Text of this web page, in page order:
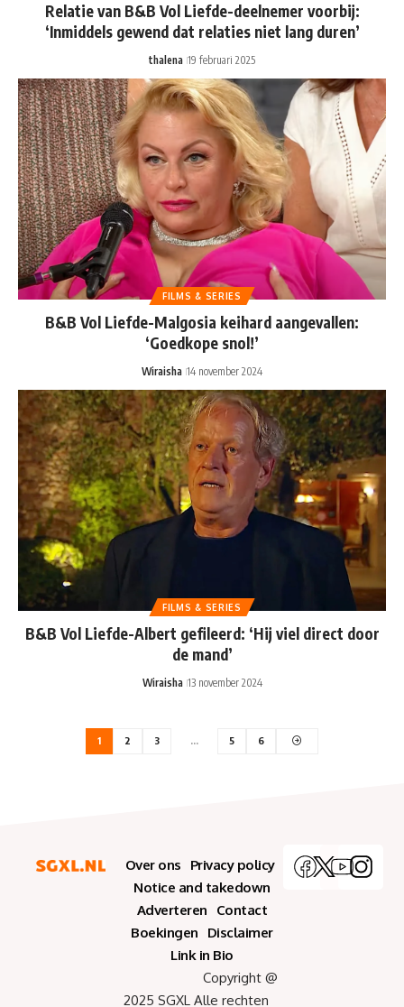
Relatie van B&B Vol Liefde-deelnemer voorbij:
‘Inmiddels gewend dat relaties niet lang duren’
thalena 19 februari 2025
FILMS & SERIES
B&B Vol Liefde-Malgosia keihard aangevallen:
‘Goedkope snol!’
Wiraisha 14 november 2024
FILMS & SERIES
B&B Vol Liefde-Albert gefileerd: ‘Hij viel direct door
de mand’
Wiraisha 13 november 2024
1 2 3 … 5 6
Over ons
Privacy policy
Notice and takedown
Adverteren
Contact
Boekingen
Disclaimer
Link in Bio
Copyright @
2025 SGXL Alle rechten